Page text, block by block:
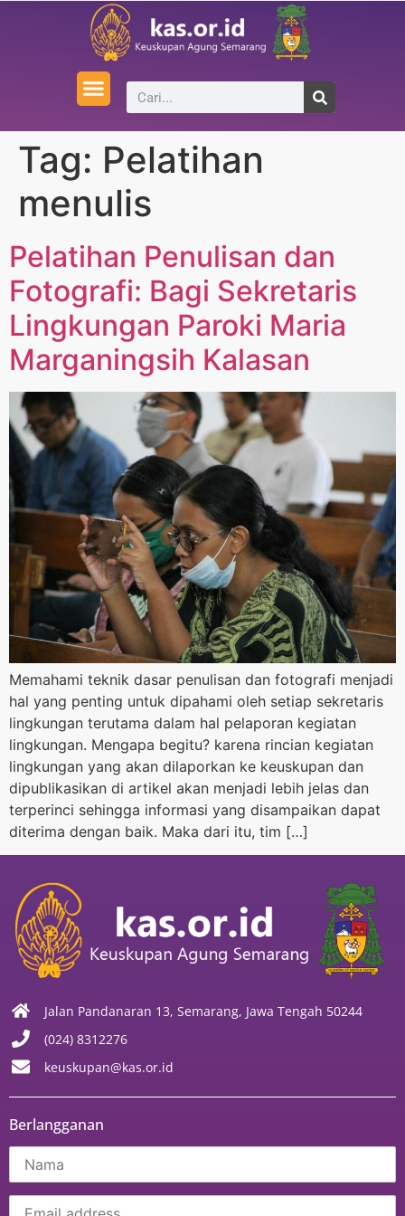
Tag: Pelatihan
menulis
Pelatihan Penulisan dan
Fotografi: Bagi Sekretaris
Lingkungan Paroki Maria
Marganingsih Kalasan
Memahami teknik dasar penulisan dan fotografi menjadi
hal yang penting untuk dipahami oleh setiap sekretaris
lingkungan terutama dalam hal pelaporan kegiatan
lingkungan. Mengapa begitu? karena rincian kegiatan
lingkungan yang akan dilaporkan ke keuskupan dan
dipublikasikan di artikel akan menjadi lebih jelas dan
terperinci sehingga informasi yang disampaikan dapat
diterima dengan baik. Maka dari itu, tim […]
Jalan Pandanaran 13, Semarang, Jawa Tengah 50244
(024) 8312276
keuskupan@kas.or.id
Berlangganan